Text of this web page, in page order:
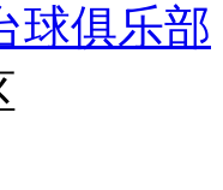
球俱乐部